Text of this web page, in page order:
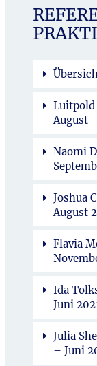
Luitpold
August
Naomi
Joshua
August
Flavia
Ida
Juni
Julia
– Juni